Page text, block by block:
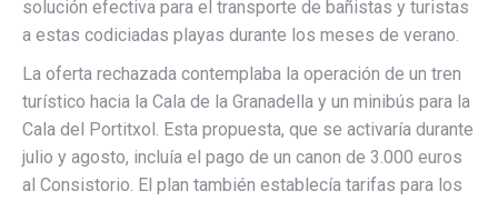
solución efectiva para el transporte de bañistas y turistas
a estas codiciadas playas durante los meses de verano.
La oferta rechazada contemplaba la operación de un tren
turístico hacia la Cala de la Granadella y un minibús para la
Cala del Portitxol. Esta propuesta, que se activaría durante
julio y agosto, incluía el pago de un canon de 3.000 euros
al Consistorio. El plan también establecía tarifas para los